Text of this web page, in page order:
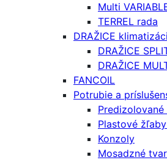
Multi
TERREL rada
DRAŽICE
DRAŽICE
DRAŽICE
FANCOIL
Potrubie a
Plastové
Konzoly
Mosadzné